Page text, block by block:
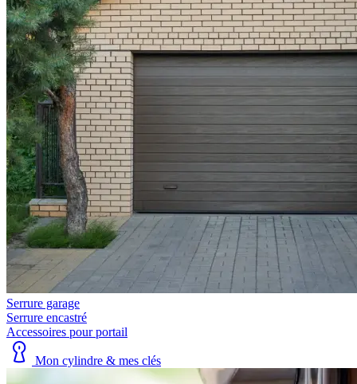
Serrure garage
Serrure encastré
Accessoires pour portail
Mon cylindre & mes clés